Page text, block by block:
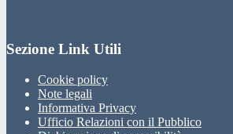
Sezione Link Utili
Cookie policy
Note legali
Informativa Privacy
Ufficio Relazioni con il Pubblico